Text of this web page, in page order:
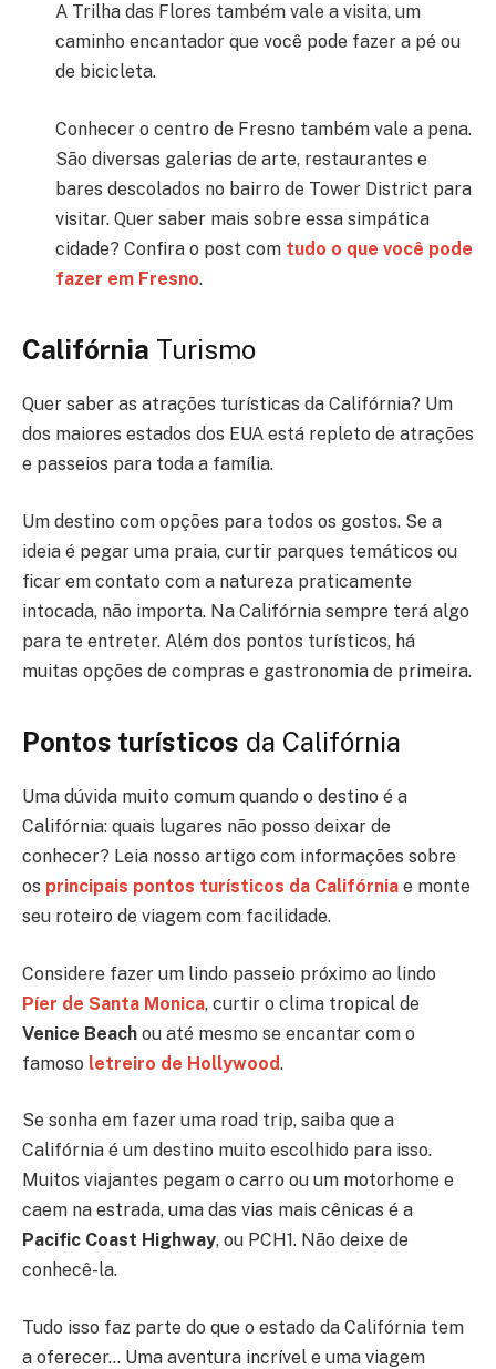
A Trilha das Flores também vale a visita, um
caminho encantador que você pode fazer a pé ou
de bicicleta.
Conhecer o centro de Fresno também vale a pena.
São diversas galerias de arte, restaurantes e
bares descolados no bairro de Tower District para
visitar. Quer saber mais sobre essa simpática
cidade? Confira o post com tudo o que você pode
fazer em Fresno.
Califórnia Turismo
Quer saber as atrações turísticas da Califórnia? Um
dos maiores estados dos EUA está repleto de atrações
e passeios para toda a família.
Um destino com opções para todos os gostos. Se a
ideia é pegar uma praia, curtir parques temáticos ou
ficar em contato com a natureza praticamente
intocada, não importa. Na Califórnia sempre terá algo
para te entreter. Além dos pontos turísticos, há
muitas opções de compras e gastronomia de primeira.
Pontos turísticos da Califórnia
Uma dúvida muito comum quando o destino é a
Califórnia: quais lugares não posso deixar de
conhecer? Leia nosso artigo com informações sobre
os principais pontos turísticos da Califórnia e monte
seu roteiro de viagem com facilidade.
Considere fazer um lindo passeio próximo ao lindo
Píer de Santa Monica, curtir o clima tropical de
Venice Beach ou até mesmo se encantar com o
famoso letreiro de Hollywood.
Se sonha em fazer uma road trip, saiba que a
Califórnia é um destino muito escolhido para isso.
Muitos viajantes pegam o carro ou um motorhome e
caem na estrada, uma das vias mais cênicas é a
Pacific Coast Highway, ou PCH1. Não deixe de
conhecê-la.
Tudo isso faz parte do que o estado da Califórnia tem
a oferecer… Uma aventura incrível e uma viagem